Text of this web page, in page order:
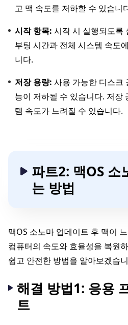
고 맥 속도를 저하할 수 있습니
시작 항목: 시작 시 실행되도록
부팅 시간과 전체 시스템 속도
니다.
저장 용량: 사용 가능한 디스크
능이 저하될 수 있습니다. 저장
템 속도가 느려질 수 있습니다.
파트2: 맥OS 소
는 방법
맥OS 소노마 업데이트 후 맥이
컴퓨터의 속도와 효율성을 복원
쉽고 안전한 방법을 알아보겠습
해결 방법1: 응용
트